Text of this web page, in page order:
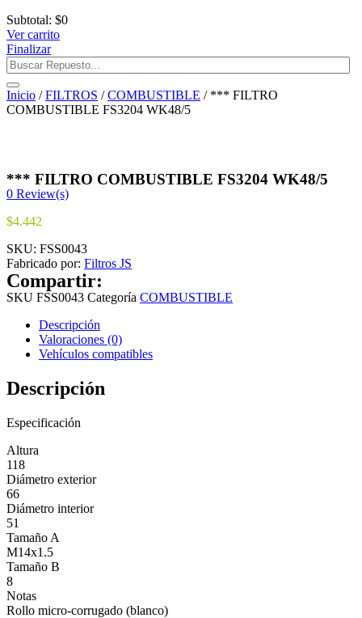
Subtotal: $0
Ver carrito
Finalizar
Inicio /FILTROS /COMBUSTIBLE / *** FILTRO
COMBUSTIBLE FS3204 WK48/5
*** FILTRO COMBUSTIBLE FS3204 WK48/5
0 Review(s)
$4.442
SKU: FSS0043
Fabricado por: Filtros JS
Compartir:
SKU FSS0043 Categoría COMBUSTIBLE
Descripción
Valoraciones (0)
Vehículos compatibles
Descripción
Especificación
Altura
118
Diámetro exterior
66
Diámetro interior
51
Tamaño A
M14x1.5
Tamaño B
8
Notas
Rollo micro-corrugado (blanco)